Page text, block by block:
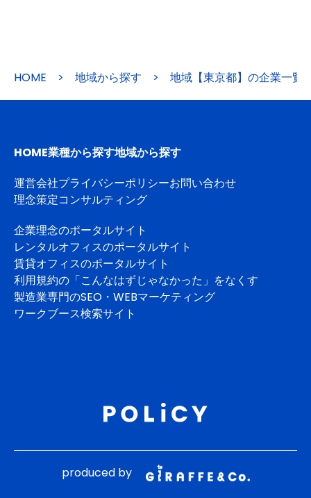
HOME > 地域から探す > 地域【東京都】の企業一覧
HOME業種から探す地域から探す
運営会社プライバシーポリシーお問い合わせ
理念策定コンサルティング
企業理念のポータルサイト
レンタルオフィスのポータルサイト
賃貸オフィスのポータルサイト
利用規約の「こんなはずじゃなかった」をなくす
製造業専門のSEO・WEBマーケティング
ワークブース検索サイト
produced by